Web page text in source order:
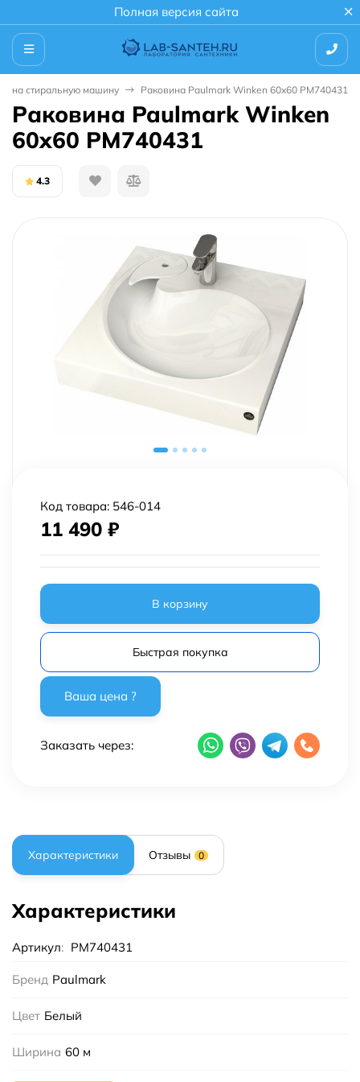
Полная версия сайта
на стиральную машину Раковина Paulmark Winken 60x60 PM740431
Раковина Paulmark Winken
60x60 PM740431
4.3
Код товара: 546-014
11 490 ₽
В корзину
Быстрая покупка
Заказать через:
Характеристики Отзывы 0
Характеристики
Артикул: PM740431
Бренд Paulmark
Цвет Белый
Ширина 60 м